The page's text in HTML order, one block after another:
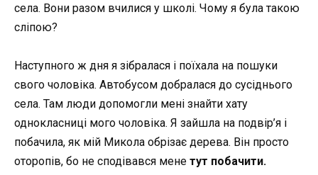
села. Вони разом вчилися у школі. Чому я була такою
сліпою?
Наступного ж дня я зібралася і поїхала на пошуки
свого чоловіка. Автобусом добралася до сусіднього
села. Там люди допомогли мені знайти хату
однокласниці мого чоловіка. Я зайшла на подвір’я і
побачила, як мій Микола обрізає дерева. Він просто
оторопів, бо не сподівався мене тут побачити.